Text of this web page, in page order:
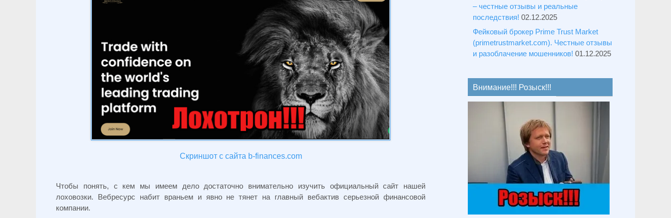
Скриншот с сайта b-finances.com
Чтобы понять, с кем мы имеем дело достаточно внимательно изучить официальный сайт нашей
лоховозки. Вебресурс набит враньем и явно не тянет на главный вебактив серьезной финансовой
компании.
– честные отзывы и реальные
последствия! 02.12.2025
Фейковый брокер Prime Trust Market
(primetrustmarket.com). Честные отзывы
и разоблачение мошенников! 01.12.2025
Внимание!!! Розыск!!!